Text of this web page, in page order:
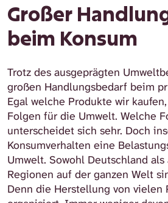
Großer
beim Konsum
Trotz des ausgeprägten
großen Handlungsbedarf beim
Egal welche Produkte wir
Folgen für die Umwelt. Welche
unterscheidet sich sehr. Doch
Konsumverhalten eine
Umwelt. Sowohl Deutschland
Regionen auf der ganzen Welt
Denn die Herstellung von